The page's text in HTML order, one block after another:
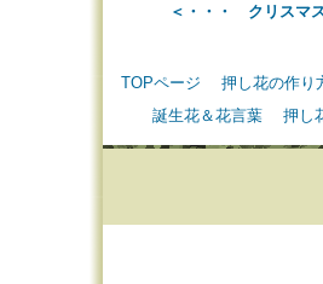
＜・・・ クリスマ
TOPページ 押し花の作り
誕生花＆花言葉
押し